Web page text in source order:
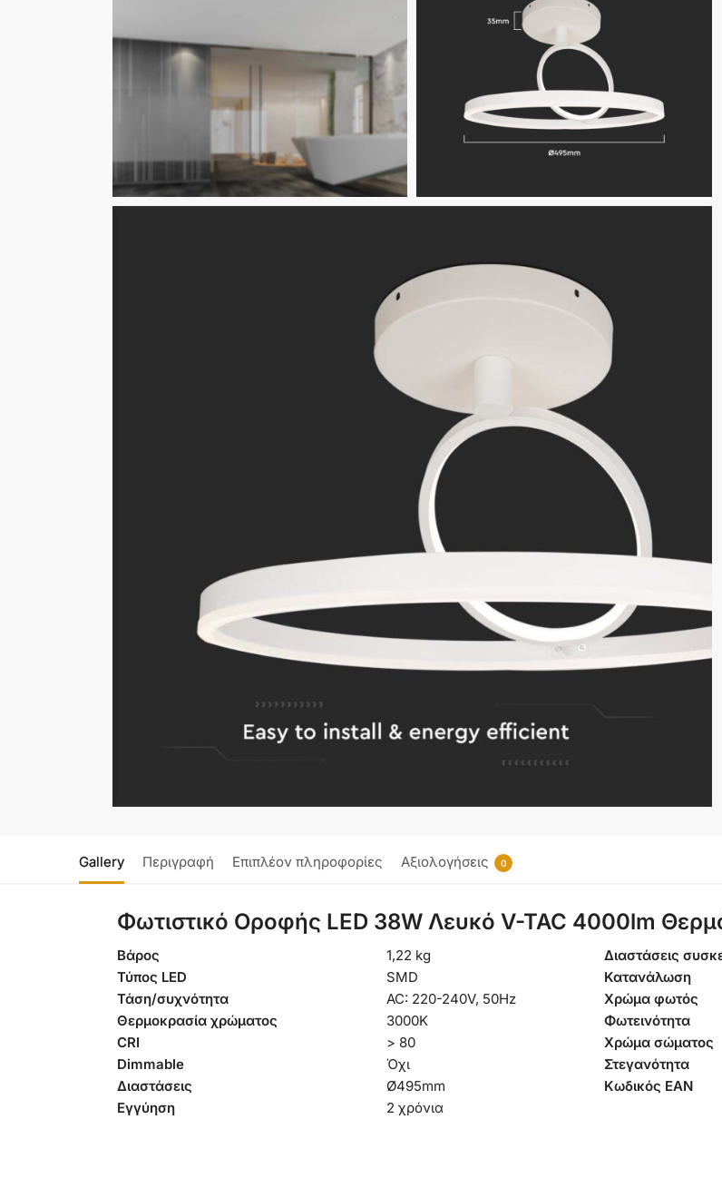
Gallery Περιγραφή Επιπλέον πληροφορίες Αξιολογήσεις 0
Φωτιστικό Οροφής LED 38W Λευκό V-TAC 4000lm
Βάρος 1,22 kg Διαστάσεις
Τύπος LED
SMD Κατανάλωση
Τάση/συχνότητα
AC: 220-240V, 50Hz Χρώμα φωτός
Θερμοκρασία χρώματος
3000K Φωτεινότητα
CRI
> 80 Χρώμα σώματος
Dimmable
Όχι Στεγανότητα
Διαστάσεις
Ø495mm Κωδικός EAN
Εγγύηση
2 χρόνια